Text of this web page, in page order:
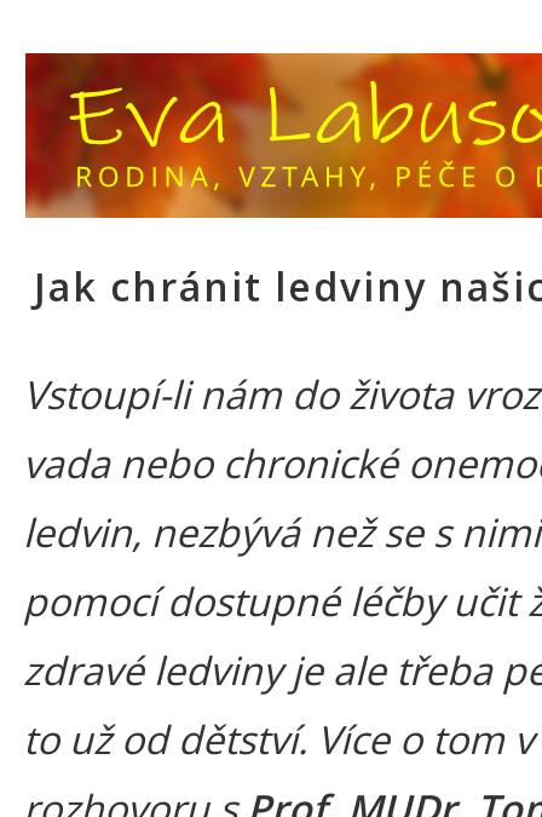
Jak chránit ledviny
Vstoupí-li nám do života
vada nebo chronické
ledvin, nezbývá než se s
pomocí dostupné léčby učit
zdravé ledviny je ale třeba
to už od dětství. Více o tom v